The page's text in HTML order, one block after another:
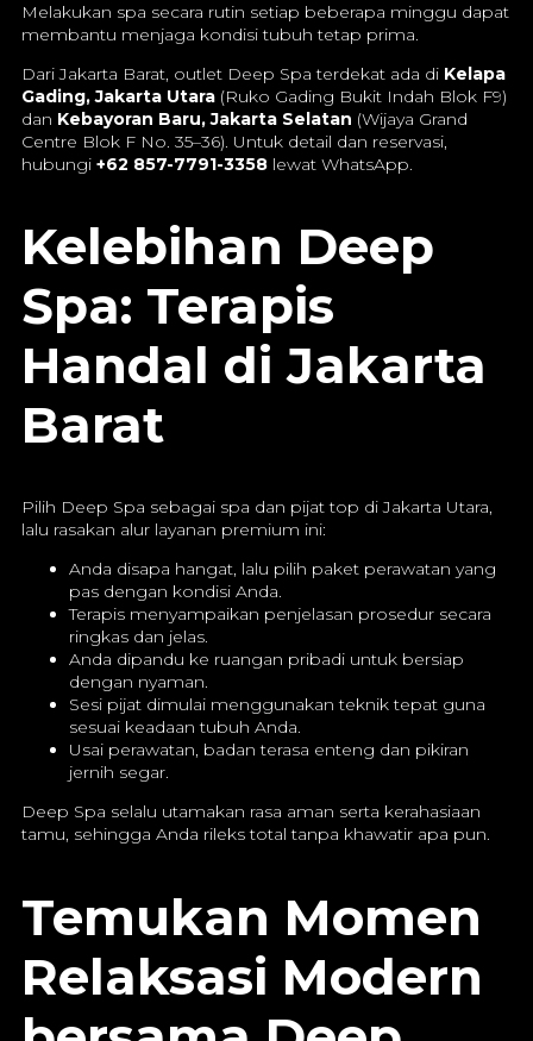
Melakukan spa secara rutin setiap beberapa minggu dapat
membantu menjaga kondisi tubuh tetap prima.
Dari Jakarta Barat, outlet Deep Spa terdekat ada di Kelapa
Gading, Jakarta Utara (Ruko Gading Bukit Indah Blok F9)
dan Kebayoran Baru, Jakarta Selatan (Wijaya Grand
Centre Blok F No. 35–36). Untuk detail dan reservasi,
hubungi +62 857-7791-3358 lewat WhatsApp.
Kelebihan Deep
Spa: Terapis
Handal di Jakarta
Barat
Pilih Deep Spa sebagai spa dan pijat top di Jakarta Utara,
lalu rasakan alur layanan premium ini:
Anda disapa hangat, lalu pilih paket perawatan yang
pas dengan kondisi Anda.
Terapis menyampaikan penjelasan prosedur secara
ringkas dan jelas.
Anda dipandu ke ruangan pribadi untuk bersiap
dengan nyaman.
Sesi pijat dimulai menggunakan teknik tepat guna
sesuai keadaan tubuh Anda.
Usai perawatan, badan terasa enteng dan pikiran
jernih segar.
Deep Spa selalu utamakan rasa aman serta kerahasiaan
tamu, sehingga Anda rileks total tanpa khawatir apa pun.
Temukan Momen
Relaksasi Modern